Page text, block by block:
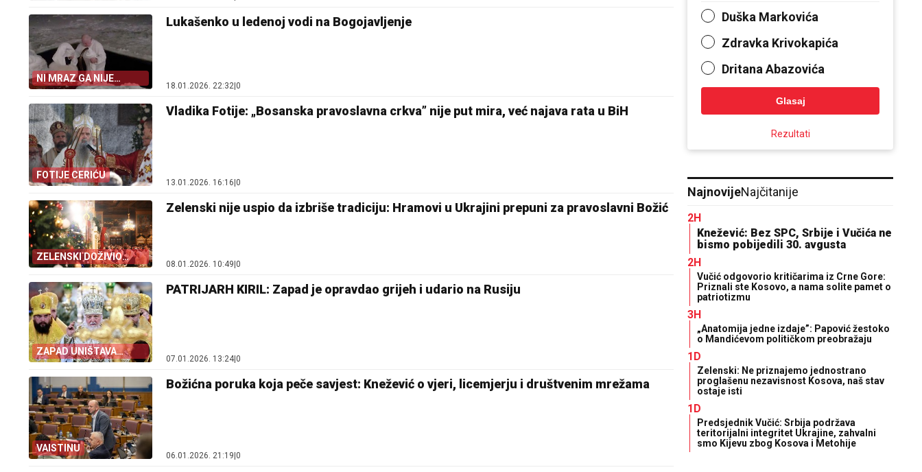
NI MRAZ GA NIJE
ZAUSTAVIO
Lukašenko u ledenoj vodi na Bogojavljenje
18.01.2026. 22:32 0
FOTIJE CERIĆU
Vladika Fotije: „Bosanska pravoslavna crkva” nije put mira, već najava rata u BiH
13.01.2026. 16:16 0
ZELENSKI DOŽIVIO
PORAZ
Zelenski nije uspio da izbriše tradiciju: Hramovi u Ukrajini prepuni za pravoslavni Božić
08.01.2026. 10:49 0
ZAPAD UNIŠTAVA
MORAL
PATRIJARH KIRIL: Zapad je opravdao grijeh i udario na Rusiju
07.01.2026. 13:24 0
VAISTINU
Božićna poruka koja peče savjest: Knežević o vjeri, licemjerju i društvenim mrežama
06.01.2026. 21:19|0
Duška Markovića
Zdravka Krivokapića
Dritana Abazovića
Glasaj
Rezultati
NajnovijeNajčitanije
2H
Knežević: Bez SPC, Srbije i Vučića ne
bismo pobijedili 30. avgusta
2H
Vučić odgovorio kritičarima iz Crne Gore:
Priznali ste Kosovo, a nama solite pamet o
patriotizmu
3H
„Anatomija jedne izdaje”: Papović žestoko
o Mandićevom političkom preobražaju
1D
Zelenski: Ne priznajemo jednostrano
proglašenu nezavisnost Kosova, naš stav
ostaje isti
1D
Predsjednik Vučić: Srbija podržava
teritorijalni integritet Ukrajine, zahvalni
smo Kijevu zbog Kosova i Metohije